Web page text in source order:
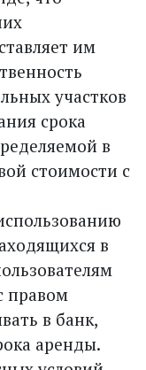
им
участков
срока
в
стоимости с
в
правом
в банк,
аренды.